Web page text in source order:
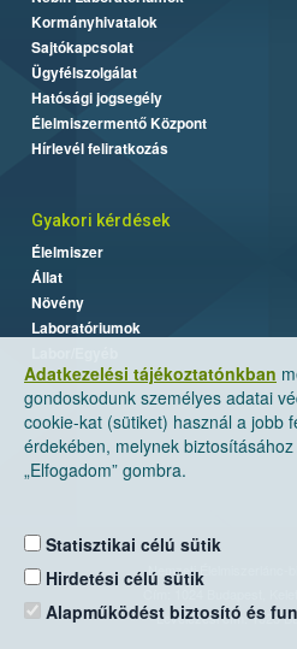
Adatkezelési tájékoztatónkban
gondoskodunk személyes adatai
cookie-kat (sütiket) használ a jobb
érdekében, melynek
„Elfogadom” gombra.
Statisztikai célú sütik
Hirdetési célú sütik
Alapműködést biztosító és
Kormányhivatalok
Sajtókapcsolat
Ügyfélszolgálat
Hatósági jogsegély
Élelmiszermentő Központ
Hírlevél feliratkozás
Gyakori kérdések
Élelmiszer
Állat
Növény
Laboratóriumok
Nemzeti Élelmiszerlánc-
Levelezési cím: 1525